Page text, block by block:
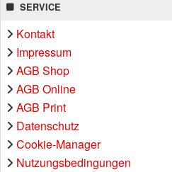
SERVICE
Kontakt
Impressum
AGB Shop
AGB Online
AGB Print
Datenschutz
Cookie-Manager
Nutzungsbedingungen